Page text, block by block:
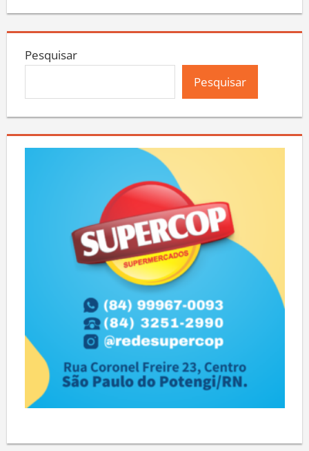
Pesquisar
Pesquisar